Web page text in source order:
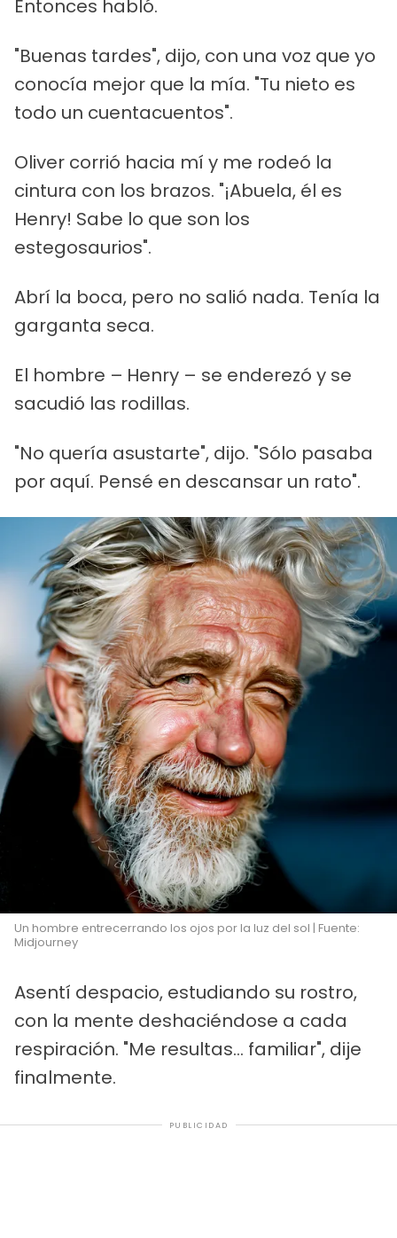
Entonces habló.
"Buenas tardes", dijo, con una voz que yo
conocía mejor que la mía. "Tu nieto es
todo un cuentacuentos".
Oliver corrió hacia mí y me rodeó la
cintura con los brazos. "¡Abuela, él es
Henry! Sabe lo que son los
estegosaurios".
Abrí la boca, pero no salió nada. Tenía la
garganta seca.
El hombre – Henry – se enderezó y se
sacudió las rodillas.
"No quería asustarte", dijo. "Sólo pasaba
por aquí. Pensé en descansar un rato".
Un hombre entrecerrando los ojos por la luz del sol | Fuente:
Midjourney
Asentí despacio, estudiando su rostro,
con la mente deshaciéndose a cada
respiración. "Me resultas... familiar", dije
finalmente.
PUBLICIDAD